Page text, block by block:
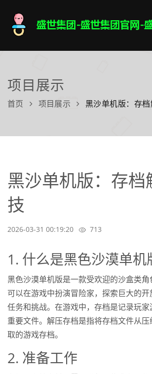
项目展示
首页 项目展示 黑沙单机版：存
黑沙单机版：存档
技
2026-03-31 00:19:20 713
1. 什么是黑色沙漠单机
黑色沙漠单机版是一款受欢迎的沙盒类
可以在游戏中扮演冒险家，探索巨大的
任务和挑战。在游戏中，存档是记录玩
重要文件。解压存档是指将存档文件从
取的游戏存档。
2. 准备工作